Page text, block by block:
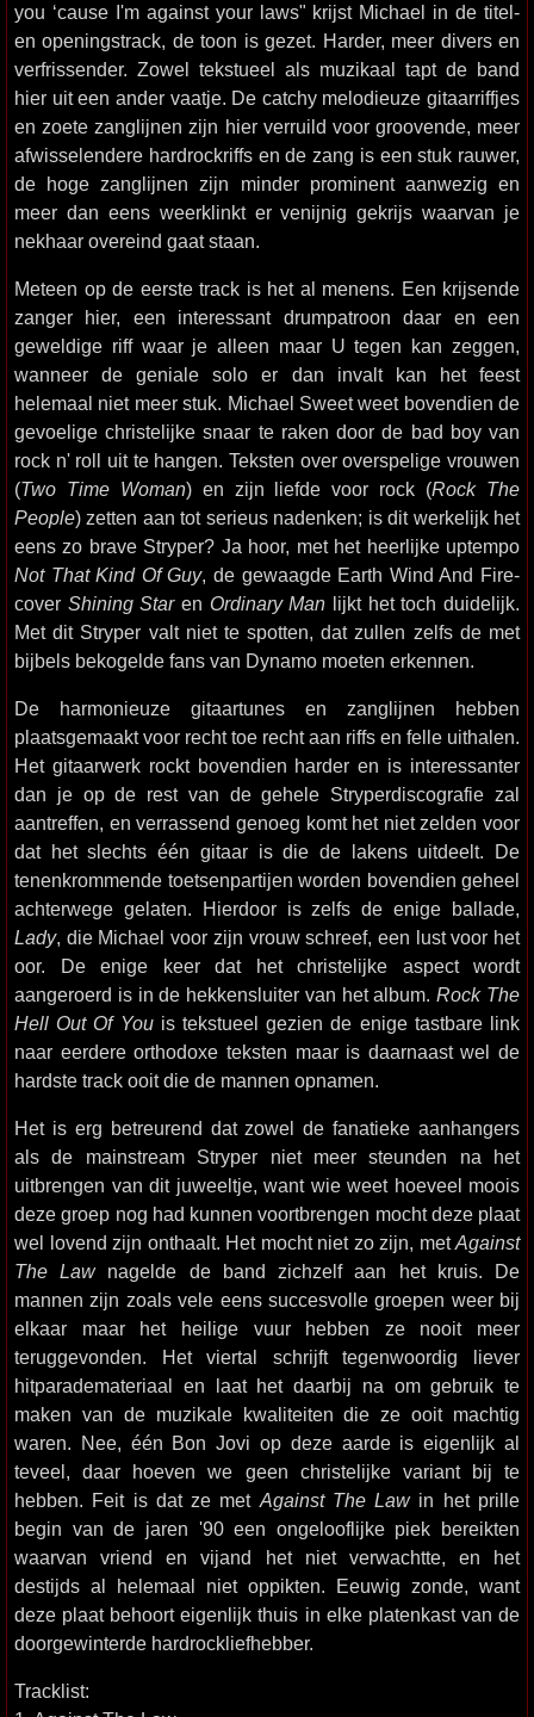
you ‘cause I'm against your laws" krijst Michael in de titel-
en openingstrack, de toon is gezet. Harder, meer divers en
verfrissender. Zowel tekstueel als muzikaal tapt de band
hier uit een ander vaatje. De catchy melodieuze gitaarriffjes
en zoete zanglijnen zijn hier verruild voor groovende, meer
afwisselendere hardrockriffs en de zang is een stuk rauwer,
de hoge zanglijnen zijn minder prominent aanwezig en
meer dan eens weerklinkt er venijnig gekrijs waarvan je
nekhaar overeind gaat staan.
Meteen op de eerste track is het al menens. Een krijsende
zanger hier, een interessant drumpatroon daar en een
geweldige riff waar je alleen maar U tegen kan zeggen,
wanneer de geniale solo er dan invalt kan het feest
helemaal niet meer stuk. Michael Sweet weet bovendien de
gevoelige christelijke snaar te raken door de bad boy van
rock n' roll uit te hangen. Teksten over overspelige vrouwen
(Two Time Woman) en zijn liefde voor rock (Rock The
People) zetten aan tot serieus nadenken; is dit werkelijk het
eens zo brave Stryper? Ja hoor, met het heerlijke uptempo
Not That Kind Of Guy, de gewaagde Earth Wind And Fire-
cover Shining Staren Ordinary Man lijkt het toch duidelijk.
Met dit Stryper valt niet te spotten, dat zullen zelfs de met
bijbels bekogelde fans van Dynamo moeten erkennen.
De harmonieuze gitaartunes en zanglijnen hebben
plaatsgemaakt voor recht toe recht aan riffs en felle uithalen.
Het gitaarwerk rockt bovendien harder en is interessanter
dan je op de rest van de gehele Stryperdiscografie zal
aantreffen, en verrassend genoeg komt het niet zelden voor
dat het slechts één gitaar is die de lakens uitdeelt. De
tenenkrommende toetsenpartijen worden bovendien geheel
achterwege gelaten. Hierdoor is zelfs de enige ballade,
Lady, die Michael voor zijn vrouw schreef, een lust voor het
oor. De enige keer dat het christelijke aspect wordt
aangeroerd is in de hekkensluiter van het album.Rock The
Hell Out Of Youis tekstueel gezien de enige tastbare link
naar eerdere orthodoxe teksten maar is daarnaast wel de
hardste track ooit die de mannen opnamen.
Het is erg betreurend dat zowel de fanatieke aanhangers
als de mainstream Stryper niet meer steunden na het
uitbrengen van dit juweeltje, want wie weet hoeveel moois
deze groep nog had kunnen voortbrengen mocht deze plaat
wel lovend zijn onthaalt. Het mocht niet zo zijn, metAgainst
The Lawnagelde de band zichzelf aan het kruis. De
mannen zijn zoals vele eens succesvolle groepen weer bij
elkaar maar het heilige vuur hebben ze nooit meer
teruggevonden. Het viertal schrijft tegenwoordig liever
hitparademateriaal en laat het daarbij na om gebruik te
maken van de muzikale kwaliteiten die ze ooit machtig
waren. Nee, één Bon Jovi op deze aarde is eigenlijk al
teveel, daar hoeven we geen christelijke variant bij te
hebben. Feit is dat ze met Against The Lawin het prille
begin van de jaren '90 een ongelooflijke piek bereikten
waarvan vriend en vijand het niet verwachtte, en het
destijds al helemaal niet oppikten. Eeuwig zonde, want
deze plaat behoort eigenlijk thuis in elke platenkast van de
doorgewinterde hardrockliefhebber.
Tracklist: